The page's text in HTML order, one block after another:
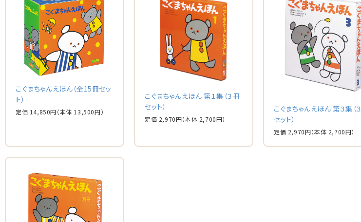
こぐまちゃんえほん（全15冊セッ
ト）
定価 14,850円（本体 13,500円）
こぐまちゃんえほん 第１集（３冊
セット）
定価 2,970円（本体 2,700円）
こぐまちゃんえほん 第３集（
セット）
定価 2,970円（本体 2,700円）